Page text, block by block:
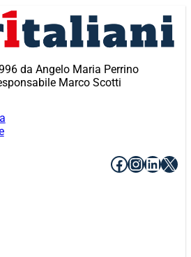
da Angelo Maria Perrino
Marco Scotti
Facebook
X